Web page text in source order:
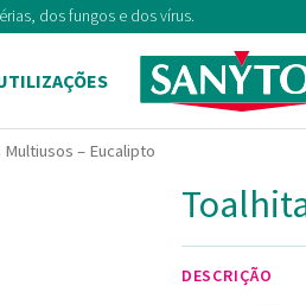
dos fungos e dos vírus.
– Eucalipto
DESCRIÇÃO